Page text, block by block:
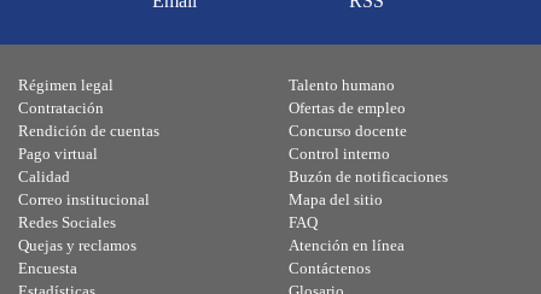
Régimen legal
Contratación
Rendición de cuentas
Pago virtual
Calidad
Talento humano
Ofertas de empleo
Concurso docente
Control interno
Buzón de notificaciones
Correo institucional
Redes Sociales
Quejas y reclamos
Encuesta
Mapa del sitio
FAQ
Atención en línea
Contáctenos